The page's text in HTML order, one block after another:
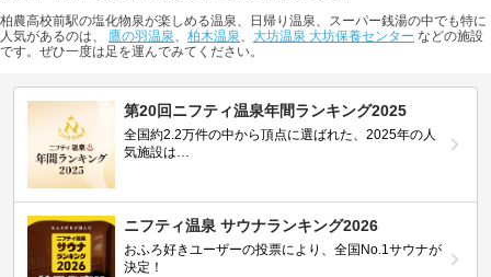
柏農高校前駅の塩化物泉が楽しめる温泉、日帰り温泉、スーパー銭湯の中でも特に
人気があるのは、 鷹の羽温泉 柏木温泉 大坊温泉 大坊保養センター などの施設
です。ぜひ一度は足を運んでみてください。
第20回ニフティ温泉年間ランキング2025
全国約2.2万件の中から頂点に選ばれた、2025年の人
気施設は…
ニフティ温泉 サウナランキング2026
おふろ好きユーザーの投票により、全国No.1サウナが
決定！